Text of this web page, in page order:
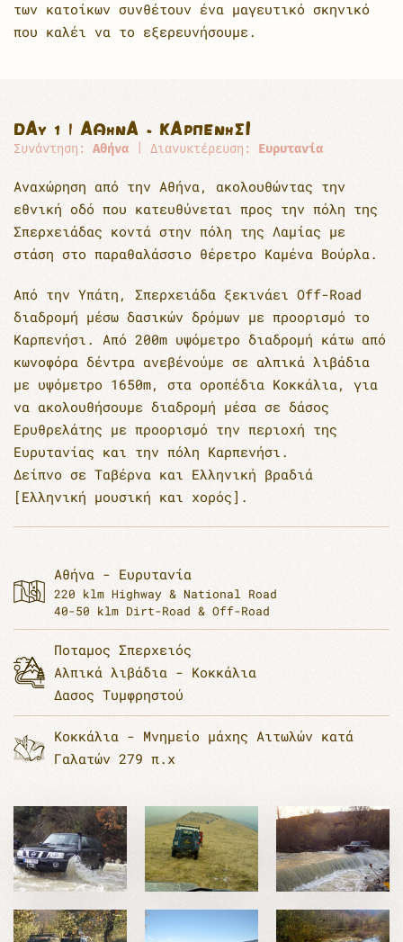
των κατοίκων συνθέτουν ένα μαγευτικό σκηνικό
που καλέι να το εξερευνήσουμε.
DAY 1 | ΑΘΉΝΑ - ΚΑΡΠΕΝΉΣΙ
Συνάντηση: Αθήνα | Διανυκτέρευση: Ευρυτανία
Αναχώρηση από την Αθήνα, ακολουθώντας την
εθνική οδό που κατευθύνεται προς την πόλη της
Σπερχειάδας κοντά στην πόλη της Λαμίας με
στάση στο παραθαλάσσιο θέρετρο Καμένα Βούρλα.
Από την Υπάτη, Σπερχειάδα ξεκινάει Off-Road
διαδρομή μέσω δασικών δρόμων με προορισμό το
Καρπενήσι. Από 200m υψόμετρο διαδρομή κάτω από
κωνοφόρα δέντρα ανεβένούμε σε αλπικά λιβάδια
με υψόμετρο 1650m, στα οροπέδια Κοκκάλια, για
να ακολουθήσουμε διαδρομή μέσα σε δάσος
Ερυθρελάτης με προορισμό την περιοχή της
Ευρυτανίας και την πόλη Καρπενήσι.
Δείπνο σε Ταβέρνα και Ελληνική βραδιά
[Ελληνική μουσική και χορός].
Αθήνα - Ευρυτανία
220 klm Highway & National Road
40-50 klm Dirt-Road & Off-Road
Ποταμος Σπερχειός
Αλπικά λιβάδια - Κοκκάλια
Δασος Τυμφρηστού
Κοκκάλια - Μνημείο μάχης Αιτωλών κατά
Γαλατών 279 π.χ